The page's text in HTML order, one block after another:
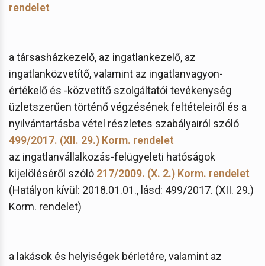
rendelet
a társasházkezelő, az ingatlankezelő, az
ingatlanközvetítő, valamint az ingatlanvagyon-
értékelő és -közvetítő szolgáltatói tevékenység
üzletszerűen történő végzésének feltételeiről és a
nyilvántartásba vétel részletes szabályairól szóló
499/2017. (XII. 29.) Korm. rendelet
az ingatlanvállalkozás-felügyeleti hatóságok
kijelöléséről szóló 217/2009. (X. 2.) Korm. rendelet
(Hatályon kívül: 2018.01.01., lásd: 499/2017. (XII. 29.)
Korm. rendelet)
a lakások és helyiségek bérletére, valamint az